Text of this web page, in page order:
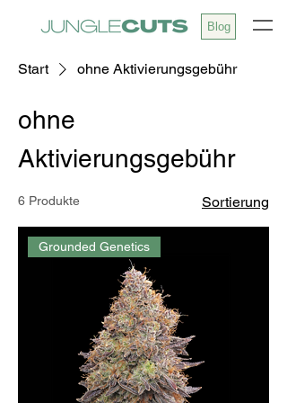
Blog
Start ohne Aktivierungsgebühr
ohne
Aktivierungsgebühr
6 Produkte Sortierung
Grounded Genetics